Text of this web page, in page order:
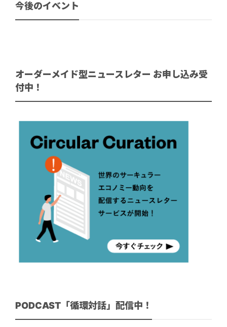
今後のイベント
オーダーメイド型ニュースレター お申し込み受
付中！
PODCAST「循環対話」配信中！